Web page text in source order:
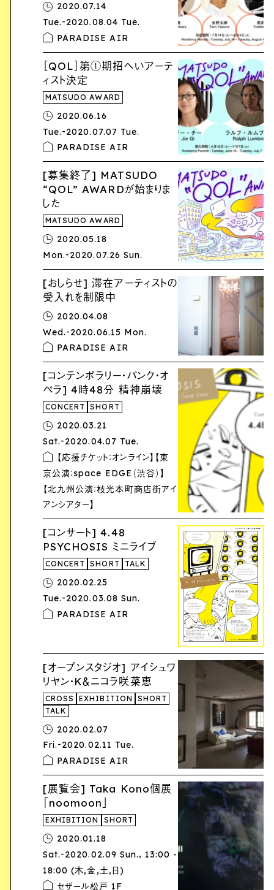
2020.07.14
Tue.-2020.08.04 Tue.
PARADISE AIR
［QOL］第①期招へいアーテ
ィスト決定
MATSUDO AWARD
2020.06.16
Tue.-2020.07.07 Tue.
PARADISE AIR
[募集終了] MATSUDO
“QOL” AWARDが始まりま
した
MATSUDO AWARD
2020.05.18
Mon.-2020.07.26 Sun.
[おしらせ] 滞在アーティストの
受入れを制限中
2020.04.08
Wed.-2020.06.15 Mon.
PARADISE AIR
[コンテンポラリー・パンク・オ
ペラ] 4時48分 精神崩壊
CONCERT SHORT
2020.03.21
Sat.-2020.04.07 Tue.
【応援チケット：オンライン】【東
京公演：space EDGE（渋谷）】
【北九州公演：枝光本町商店街アイ
アンシアター】
[コンサート] 4.48
PSYCHOSIS ミニライブ
CONCERT SHORT TALK
2020.02.25
Tue.-2020.03.08 Sun.
PARADISE AIR
[オープンスタジオ] アイシュワ
リヤン・K＆ニコラ咲菜恵
CROSS EXHIBITION
SHORT
TALK
2020.02.07
Fri.-2020.02.11 Tue.
PARADISE AIR
[展覧会] Taka Kono個展
「noomoon」
EXHIBITION SHORT
2020.01.18
Sat.-2020.02.09 Sun., ​13:00 -
18:00 (木,金,土,日)
セザール松戸 1F